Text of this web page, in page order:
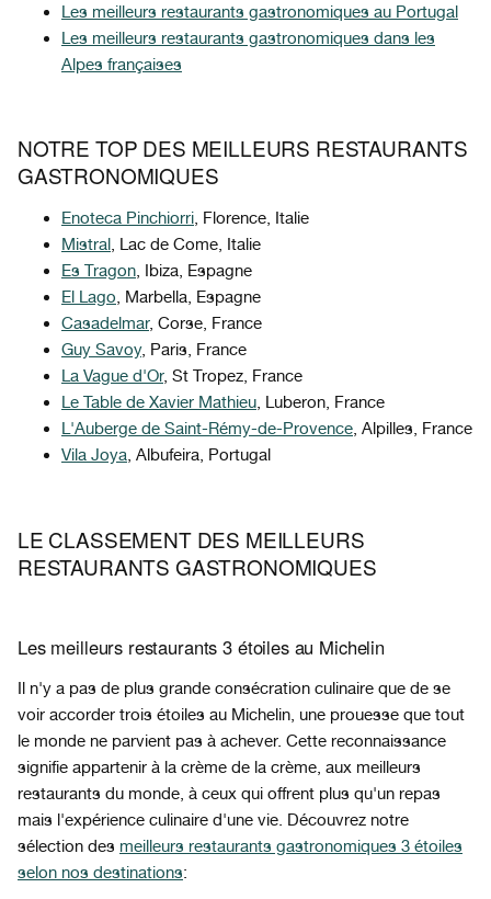
Les meilleurs restaurants gastronomiques au Portugal
Les meilleurs restaurants gastronomiques dans les
Alpes françaises
NOTRE TOP DES MEILLEURS RESTAURANTS
GASTRONOMIQUES
Enoteca Pinchiorri, Florence, Italie
Mistral , Lac de Come, Italie
Es Tragon, Ibiza, Espagne
El Lago, Marbella, Espagne
Casadelmar, Corse, France
Guy Savoy, Paris, France
La Vague d'Or, St Tropez, France
Le Table de Xavier Mathieu, Luberon, France
L'Auberge de Saint-Rémy-de-Provence, Alpilles, France
Vila Joya, Albufeira, Portugal
LE CLASSEMENT DES MEILLEURS
RESTAURANTS GASTRONOMIQUES
Les meilleurs restaurants 3 étoiles au Michelin
Il n'y a pas de plus grande consécration culinaire que de se
voir accorder trois étoiles au Michelin, une prouesse que tout
le monde ne parvient pas à achever. Cette reconnaissance
signifie appartenir à la crème de la crème, aux meilleurs
restaurants du monde, à ceux qui offrent plus qu'un repas
mais l'expérience culinaire d'une vie. Découvrez notre
sélection des meilleurs restaurants gastronomiques 3 étoiles
selon nos destinations: